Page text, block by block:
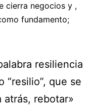
cierra negocios y ,
fundamento;
resiliencia
que se
atrás, rebotar»